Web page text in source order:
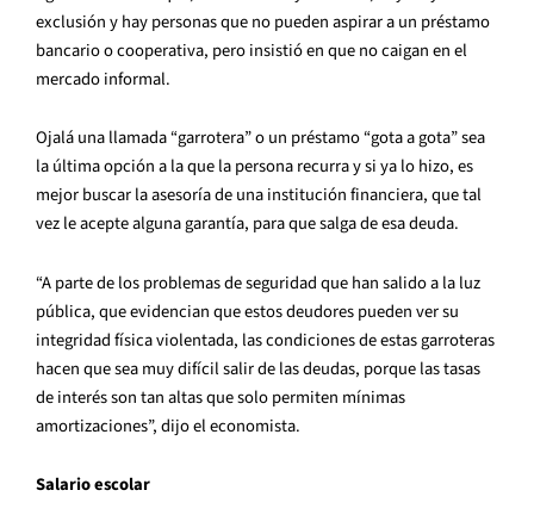
exclusión y hay personas que no pueden aspirar a un préstamo
bancario o cooperativa, pero insistió en que no caigan en el
mercado informal.
Ojalá una llamada “garrotera” o un préstamo “gota a gota” sea
la última opción a la que la persona recurra y si ya lo hizo, es
mejor buscar la asesoría de una institución financiera, que tal
vez le acepte alguna garantía, para que salga de esa deuda.
“A parte de los problemas de seguridad que han salido a la luz
pública, que evidencian que estos deudores pueden ver su
integridad física violentada, las condiciones de estas garroteras
hacen que sea muy difícil salir de las deudas, porque las tasas
de interés son tan altas que solo permiten mínimas
amortizaciones”, dijo el economista.
Salario escolar